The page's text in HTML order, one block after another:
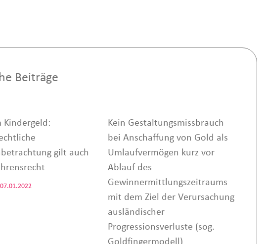
Beiträge
Kindergeld:
gilt auch
07.01.2022
Kein Gestaltungsmissbrauch
bei Anschaffung von Gold als
Umlaufvermögen kurz vor
Ablauf des
Gewinnermittlungszeitraums
mit dem Ziel der Verursachung
ausländischer
Progressionsverluste (sog.
Goldfingermodell)